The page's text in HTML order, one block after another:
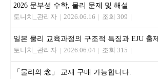
2026 문부성 수학, 물리 문제 및 해설
토니치_관리자 | 2026.06.16 | 조회 309 |
일본 물리 교육과정의 구조적 특징과 EJU 출
토니치_관리자 | 2026.06.04 | 조회 315 |
「물리의 念」 교재 구매 가능합니다.